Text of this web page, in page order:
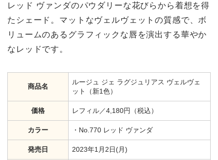
レッド ヴァンダのパウダリーな花びらから着想を得
たシェード。マットなヴェルヴェットの質感で、ボ
リュームのあるグラフィックな唇を演出する華やか
なレッドです。
商品名
ルージュ ジェ ラグジュリアス ヴェルヴェ
ット（新1色）
価格 レフィル／4,180円（税込）
カラー ・No.770 レッド ヴァンダ
発売日 2023年1月2日(月)